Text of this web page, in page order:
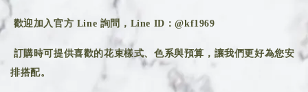
歡迎加入官方 Line 詢問，Line ID：@kf1969
訂購時可提供喜歡的花束樣式、色系與預算，讓我們更好為您安
排搭配。